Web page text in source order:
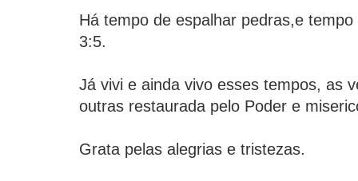
Há tempo de espalhar pedras,e
3:5.
Já vivi e ainda vivo esses tempos, as
outras restaurada pelo Poder e
Grata pelas alegrias e tristezas.